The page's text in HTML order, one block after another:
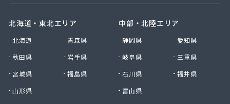
北海道・東北エリア
北海道
青森県
秋田県
岩手県
宮城県
福島県
山形県
中部・北陸エリア
静岡県
愛知県
岐阜県
三重県
石川県
福井県
富山県